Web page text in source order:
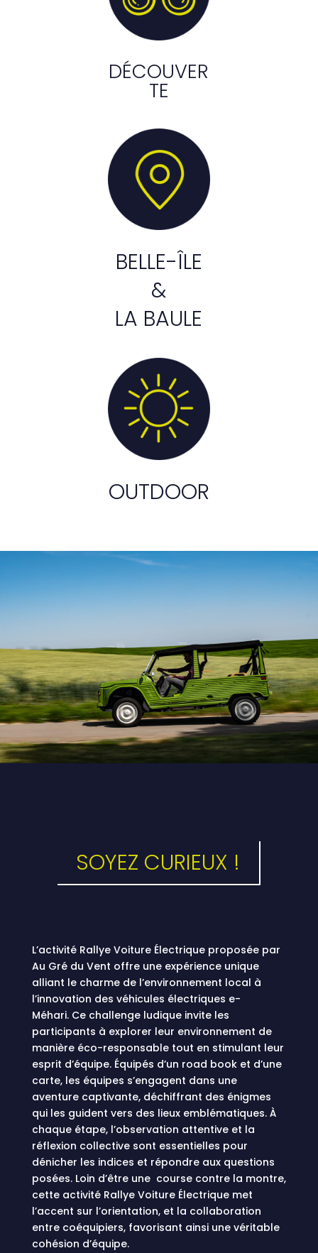
DÉCOUVER
TE
BELLE-ÎLE
&
LA BAULE
OUTDOOR
SOYEZ CURIEUX !
L’activité Rallye Voiture Électrique proposée par
Au Gré du Vent offre une expérience unique
alliant le charme de l’environnement local à
l’innovation des véhicules électriques e-
Méhari.Ce challenge ludique invite les
participants à explorer leur environnement de
manière éco-responsable tout en stimulant leur
esprit d’équipe.Équipés d’un road book et d’une
carte, les équipes s’engagent dans une
aventure captivante, déchiffrant des énigmes
qui les guident vers des lieux emblématiques.À
chaque étape, l’observation attentive et la
réflexion collective sont essentielles pour
dénicher les indices et répondre aux questions
posées. Loin d’être une course contre la montre,
cette activité Rallye Voiture Électrique met
l’accent sur l’orientation, et la collaboration
entre coéquipiers, favorisant ainsi une véritable
cohésion d’équipe.